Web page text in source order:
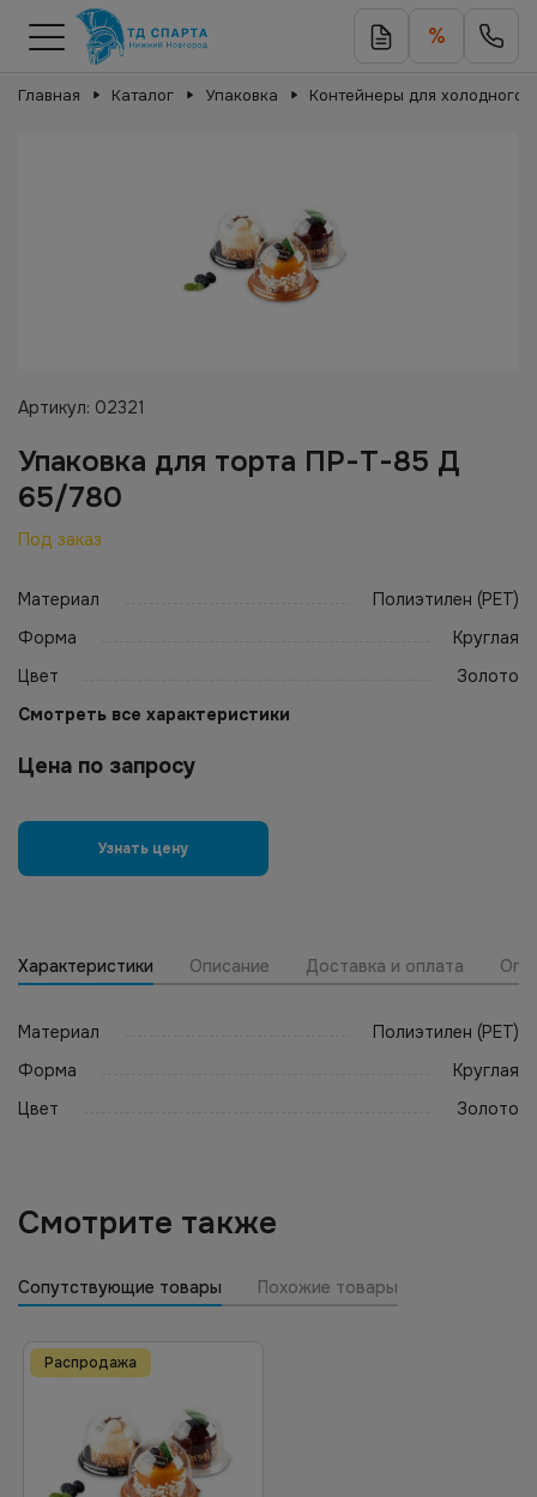
%
Главная Каталог Упаковка Контейнеры для холодного
Артикул: 02321
Упаковка для торта ПР-Т-85 Д
65/780
Под заказ
Материал
Полиэтилен (PET)
Форма
Круглая
Цвет
Золото
Смотреть все характеристики
Цена по запросу
Узнать цену
Характеристики Описание Доставка и оплата
Материал
Полиэтилен (PET)
Форма
Круглая
Цвет
Золото
Смотрите также
Сопутствующие товары Похожие товары
Распродажа